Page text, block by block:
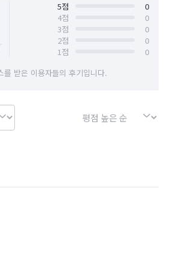
5점
0
4점
0
3점
0
2점
0
1점
0
를 받은 이용자들의 후기입니다.